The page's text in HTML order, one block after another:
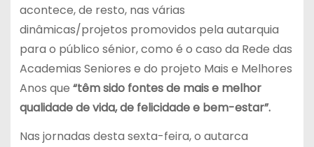
acontece, de resto, nas várias
dinâmicas/projetos promovidos pela autarquia
para o público sénior, como é o caso da Rede das
Academias Seniores e do projeto Mais e Melhores
Anos que “têm sido fontes de mais e melhor
qualidade de vida, de felicidade e bem-estar”.
Nas jornadas desta sexta-feira, o autarca